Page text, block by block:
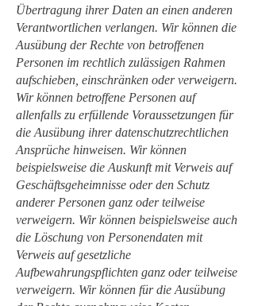
Übertragung ihrer Daten an einen anderen
Verantwortlichen verlangen. Wir können die
Ausübung der Rechte von betroffenen
Personen im rechtlich zulässigen Rahmen
aufschieben, einschränken oder verweigern.
Wir können betroffene Personen auf
allenfalls zu erfüllende Voraussetzungen für
die Ausübung ihrer datenschutzrechtlichen
Ansprüche hinweisen. Wir können
beispielsweise die Auskunft mit Verweis auf
Geschäftsgeheimnisse oder den Schutz
anderer Personen ganz oder teilweise
verweigern. Wir können beispielsweise auch
die Löschung von Personendaten mit
Verweis auf gesetzliche
Aufbewahrungspflichten ganz oder teilweise
verweigern. Wir können für die Ausübung